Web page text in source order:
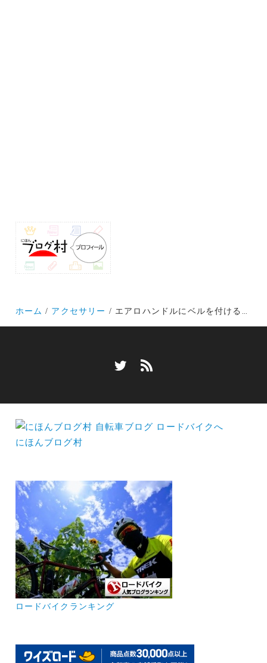
ホーム アクセサリー エアロハンドルにベルを付ける場所はマウントで解決
にほんブログ村
ロードバイクランキング